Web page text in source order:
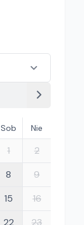
Sob Nie
1
2
8
9
15
16
22
23